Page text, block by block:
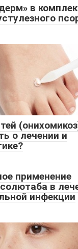
в
о лечении и
применение
в
инфекции